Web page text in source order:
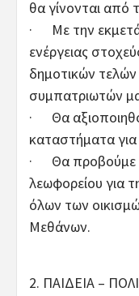
θα γίνονται από
· Με την
ενέργειας
δημοτικών
συμπατριωτών
· Θα
καταστήματα
· Θα προβούμε
λεωφορείου για
όλων των
Μεθάνων.
2. ΠΑΙΔΕΙΑ –